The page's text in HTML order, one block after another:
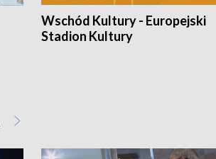
Wschód Kultury - Europejski
Stadion Kultury